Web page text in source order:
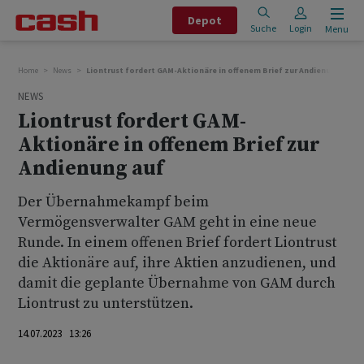
Depot
Suche Login Menu
Home News Liontrust fordert GAM-Aktionäre in offenem Brief zur Andienung auf
NEWS
Liontrust fordert GAM-
Aktionäre in offenem Brief zur
Andienung auf
Der Übernahmekampf beim
Vermögensverwalter GAM geht in eine neue
Runde. In einem offenen Brief fordert Liontrust
die Aktionäre auf, ihre Aktien anzudienen, und
damit die geplante Übernahme von GAM durch
Liontrust zu unterstützen.
14.07.2023 13:26